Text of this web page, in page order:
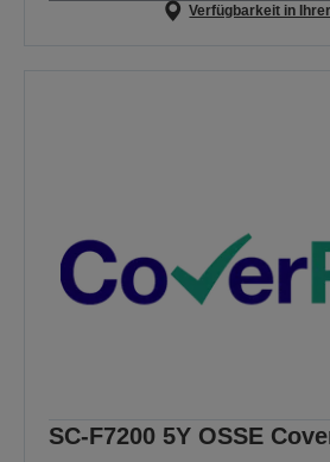
Verfügbarkeit in
SC-F7200 5Y OSSE